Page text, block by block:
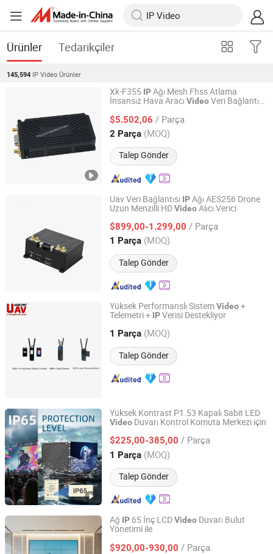
Ürünler Tedarikçiler
145,594 IP Video Ürünler
Xk-F355 IPAğı Mesh Fhss Atlama
İnsansız Hava Aracı VideoVeri Bağlantısı
Ağı Denizcilik ve Açık Deniz Rüzgar Enerjisi
Santrali Kablosuz Bağlantıları
$5.502,06 / Parça
2 Parça (MOQ)
Talep Gönder
Shenzhen Xingkai Technology Co., Ltd
Guangdong, China Fiyat 2023
Uav Veri Bağlantısı IPAğı AES256 Drone
Uzun Menzilli HDVideoAlıcı Verici
$899,00-1.299,00 / Parça
1 Parça (MOQ)
Talep Gönder
LinkAV Technology Co., Ltd
Guangdong, China Fiyat 2024
Yüksek Performanslı SistemVideo+
Telemetri + IPVerisi Destekliyor
1 Parça (MOQ)
Talep Gönder
China Moneypro Group Corporation Limited.
Guangdong, China Fiyat 2026
Yüksek Kontrast P1.53 Kapalı Sabit LED
Video Duvarı Kontrol Komuta Merkezi için
$225,00-385,00 / Parça
1 Parça (MOQ)
Talep Gönder
Shenzhen Cmx Technology Co., Ltd.
Guangdong, China Fiyat 2026
Ağ IP 65 İnç LCDVideo Duvarı Bulut
Yönetimi ile
$920,00-930,00 / Parça
SHENZHEN WEIGUAN SMART DISPLAY TECHNOLOGY
CO.,LTD.